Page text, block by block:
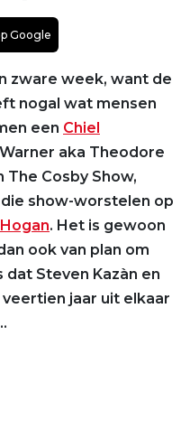
Google
zware week, want de
nogal wat mensen
een Chiel
aka Theodore
The Cosby Show,
show-worstelen op
. Het is gewoon
ook van plan om
Steven Kazàn en
veertien jaar uit elkaar